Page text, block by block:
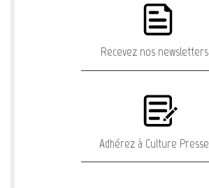
Recevez nos newsletters
Adhérez à Culture Presse